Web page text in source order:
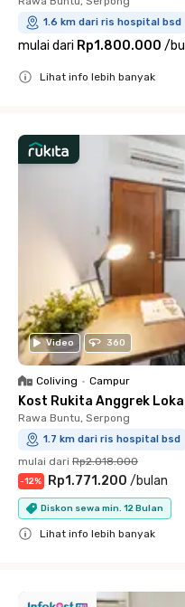
1.6 km dari ris hospital bsd
mulai dari Rp1.800.000 /
Lihat info lebih banyak
Video 360
Coliving • Campur
Kost Rukita Anggrek Loka
Rawa Buntu, Serpong
1.7 km dari ris hospital bsd
mulai dari Rp2.018.000
-12% Rp1.771.200 /bulan
Diskon sewa min. 12 Bulan
Lihat info lebih banyak